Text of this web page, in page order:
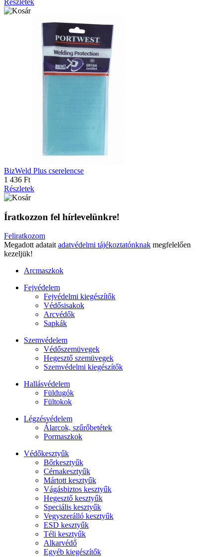
BizWeld Plus cserelencse
1 436 Ft
Részletek
Íratkozzon fel hírlevelünkre!
Feliratkozom
Megadott adatait adatvédelmi tájékoztatónknak megfelelően
kezeljük!
Arcmaszkok
Fejvédelem
Fejvédelmi kiegészítők
Védősisakok
Arcvédők
Sapkák
Szemvédelem
Védőszemüvegek
Hegesztő szemüvegek
Szemvédelmi kiegészítők
Hallásvédelem
Füldugók
Fültokok
Légzésvédelem
Álarcok, szűrőbetétek
Pormaszkok
Védőkesztyűk
Bőrkesztyűk
Cérnakesztyűk
Mártott kesztyűk
Vágásbiztos kesztyűk
Hegesztő kesztyűk
Speciális kesztyűk
Vegyszerálló kesztyűk
ESD kesztyűk
Téli kesztyűk
Alkarvédő
Egyéb kiegészítők